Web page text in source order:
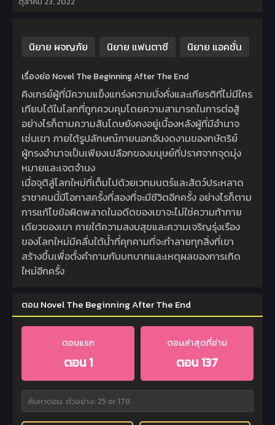
นิยาย ผจญภัย นิยาย แฟนตาซี นิยาย แอคชั่น
เรื่องย่อ Novel The Beginning After The End
คิงเกรย์ผู้ที่มีความแข็งแกร่งความมั่งคั่งและเกียรติที่ไม่มีใคร
เทียบได้ในโลกที่ถูกควบคุมโดยความสามารถในการต่อสู้
อย่างไรก็ตามความสันโดษยังคงอยู่เบื้องหลังผู้ที่มีอำนาจ
เช่นเขา ภายใต้รูปลักษณ์ภายนอกอันงดงามของกษัตริย์
ผู้ทรงอำนาจเป็นเพียงเปลือกของมนุษย์ที่ปราศจากจุดมุ่ง
หมายและเจตจำนง
เมื่อจุติสู่โลกใหม่ที่เต็มไปด้วยเวทมนตร์และสัตว์ประหลาด
ราชาคนนี้มีโอกาสครั้งที่สองที่จะมีชีวิตอีกครั้ง อย่างไรก็ตาม
การแก้ไขข้อผิดพลาดในอดีตของเขาจะไม่ใช่ความท้าทาย
เดียวของเขา ภายใต้ความสงบสุขและความเจริญรุ่งเรือง
ของโลกใหม่มีคลื่นใต้น้ำที่คุกคามที่จะทำลายทุกสิ่งที่เขา
สร้างขึ้นเพื่อตั้งคำถามกับบทบาทและเหตุผลของการเกิด
ใหม่อีกครั้ง
ตอน Novel The Beginning After The End
ตอนแรก
ตอน 1
ตอนล่าสุดที่อ่าน
ตอน 137